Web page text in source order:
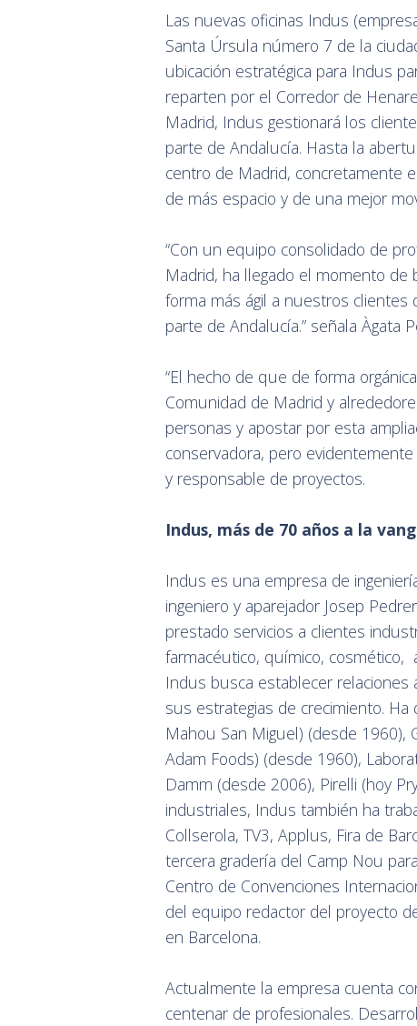
Las nuevas oficinas Indus
Santa Úrsula número 7 de la
ubicación estratégica para Indus
reparten por el Corredor de
Madrid, Indus gestionará los
parte de Andalucía. Hasta la
centro de Madrid, concretamente
de más espacio y de una mejor
“Con un equipo consolidado de
Madrid, ha llegado el momento
forma más ágil a nuestros clientes
parte de Andalucía.” señala Àgata
“El hecho de que de forma
Comunidad de Madrid y
personas y apostar por esta
conservadora, pero
y responsable de proyectos.
Indus, más de 70 años a la
Indus es una empresa de
ingeniero y aparejador Josep
prestado servicios a clientes
farmacéutico, químico, cosmético,
Indus busca establecer relaciones
sus estrategias de crecimiento.
Mahou San Miguel) (desde 1960),
Adam Foods) (desde 1960),
Damm (desde 2006), Pirelli (hoy
industriales, Indus también ha
Collserola, TV3, Applus, Fira de
tercera gradería del Camp Nou
Centro de Convenciones
del equipo redactor del proyecto
en Barcelona.
Actualmente la empresa cuenta
centenar de profesionales.